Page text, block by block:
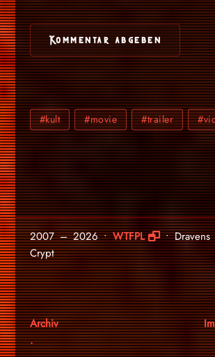
#kult #movie #trailer
2007 – 2026 •WTFPL
• Dravens
Crypt
Archiv
.